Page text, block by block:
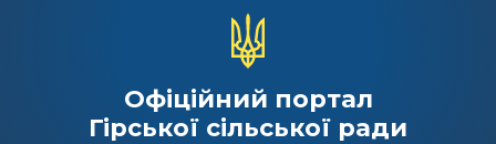
Офіційний портал
Гірської сільської ради